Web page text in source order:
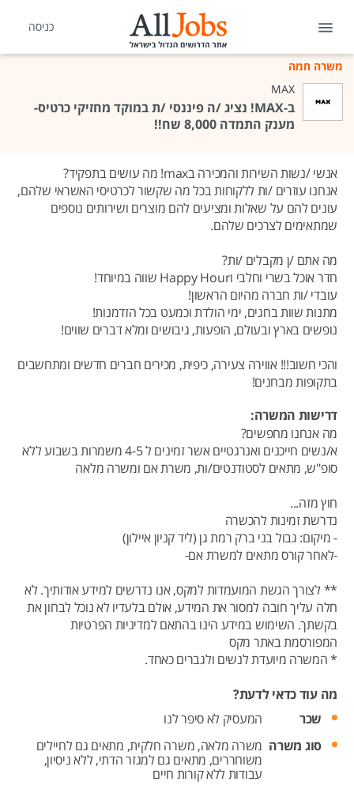
כניסה
משרה חמה
MAX
ב-MAX! נציג /ה פיננסי /ת במוקד מחזיקי כרטיס-
מענק התמדה 8,000 שח!!
אנשי /נשות השירות והמכירה בmax! מה עושים בתפקיד?
אנחנו עוזרים /ות ללקוחות בכל מה שקשור לכרטיסי האשראי שלהם,
עונים להם על שאלות ומציעים להם מוצרים ושירותים נוספים
שמתאימים לצרכים שלהם.
מה אתם /ן מקבלים /ות?
חדר אוכל בשרי וחלבי וHappy Hour שווה במיוחד!
עובדי /ות חברה מהיום הראשון!
מתנות שוות בחגים, ימי הולדת וכמעט בכל הזדמנות!
נופשים בארץ ובעולם, הופעות, גיבושים ומלא דברים שווים!
והכי חשוב!!! אווירה צעירה, כיפית, מכירים חברים חדשים ומתחשבים
בתקופות מבחנים!
דרישות המשרה:
מה אנחנו מחפשים?
א/נשים חייכנים ואנרגטיים אשר זמינים ל 4-5 משמרות בשבוע ללא
סופ"ש, מתאים לסטודנטים/ות, משרת אם ומשרה מלאה
חוץ מזה...
נדרשת זמינות להכשרה
- מיקום: גבול בני ברק רמת גן (ליד קניון איילון)
-לאחר קורס מתאים למשרת אם-
** לצורך הגשת המועמדות למקס, אנו נדרשים למידע אודותיך. לא
חלה עליך חובה למסור את המידע, אולם בלעדיו לא נוכל לבחון את
בקשתך. השימוש במידע הינו בהתאם למדיניות הפרטיות
המפורסמת באתר מקס
* המשרה מיועדת לנשים ולגברים כאחד.
מה עוד כדאי לדעת?
שכר
המעסיק לא סיפר לנו
סוג משרה משרה מלאה, משרה חלקית, מתאים גם לחיילים
משוחררים, מתאים גם למגזר הדתי,ללא ניסיון,
עבודות ללא קורות חיים